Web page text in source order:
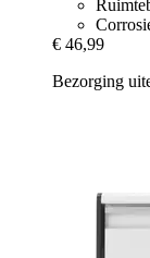
€ 46,99
Bezorging